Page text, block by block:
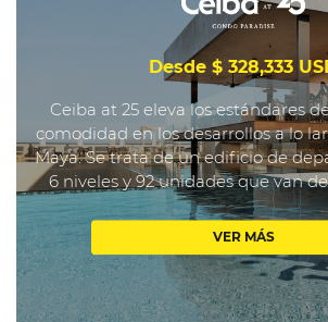
Desde $ 328,333
Ceiba at 25 eleva los estándares
comodidad en los desarrollos a lo
Maya. Se trata de un edificio de
6 niveles y 92 unidades que van
VER MÁS